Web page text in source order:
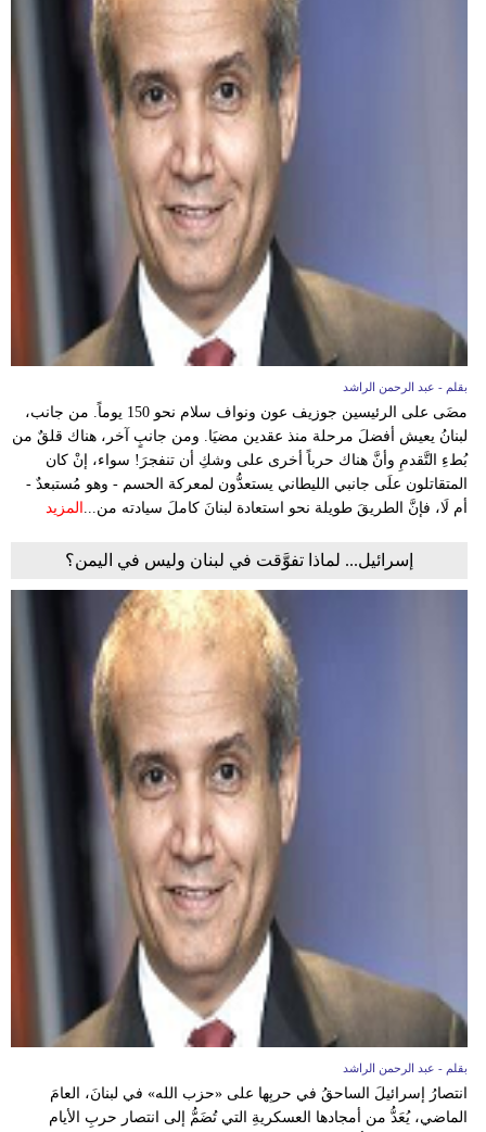
بقلم - عبد الرحمن الراشد
مضَى على الرئيسين جوزيف عون ونواف سلام نحو 150 يوماً. من جانب،
لبنانُ يعيش أفضلَ مرحلة منذ عقدين مضيَا. ومن جانبٍ آخر، هناك قلقٌ من
بُطءِ التَّقدمِ وأنَّ هناك حرباً أخرى على وشكِ أن تنفجرَ! سواء، إنْ كان
المتقاتلون علَى جانبي الليطاني يستعدُّون لمعركة الحسم - وهو مُستبعدٌ -
أم لَا، فإنَّ الطريقَ طويلة نحو استعادة لبنانَ كاملَ سيادته من... المزيد
إسرائيل... لماذا تفوَّقت في لبنان وليس في اليمن؟
بقلم - عبد الرحمن الراشد
انتصارُ إسرائيلَ الساحقُ في حربِها على «حزب الله» في لبنانَ، العامَ
الماضي، يُعَدُّ من أمجادها العسكريةِ التي تُضَمُّ إلى انتصار حربِ الأيام